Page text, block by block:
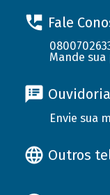
Fale
Mande
Ouvidoria
Envie sua
Outros